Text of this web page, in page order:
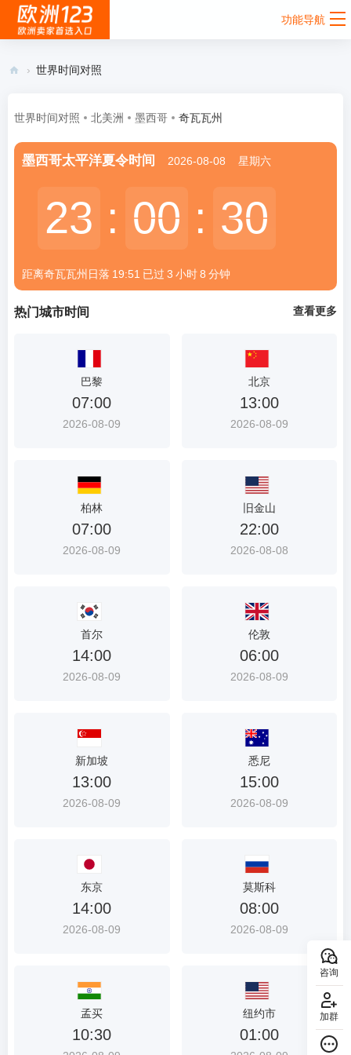
功能导航
咨询
加群
洲
卖
› 世界时间对照
世界时间对照 北美洲 墨西哥 奇瓦瓦州
墨西哥太平洋夏令时间 2026-08-08 星期六
23
23 : 00
00 : 30
30
距离奇瓦瓦州 日落 19:51 已过 3 小时8 分钟
热门城市时间 查看更多
巴黎
07:00
2026-08-09
北京
13:00
2026-08-09
柏林
07:00
2026-08-09
旧金山
22:00
2026-08-08
首尔
14:00
2026-08-09
伦敦
06:00
2026-08-09
新加坡
13:00
2026-08-09
悉尼
15:00
2026-08-09
东京
14:00
2026-08-09
莫斯科
08:00
2026-08-09
孟买
10:30
纽约市
01:00